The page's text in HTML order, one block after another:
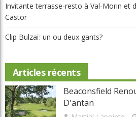
Invitante terrasse-resto à Val-Morin et
Castor
Clip Bulzaï: un ou deux gants?
Articles récents
Beaconsfield
D'antan